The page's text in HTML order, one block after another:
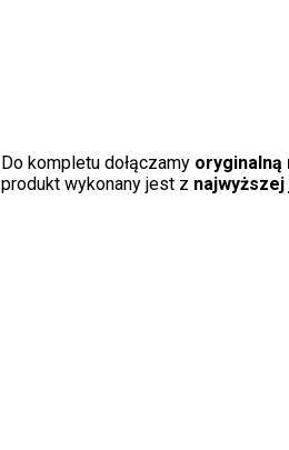
Do kompletu dołączamy oryginalną
produkt wykonany jest z najwyższej